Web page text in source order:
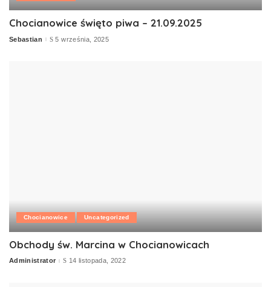
Chocianowice święto piwa – 21.09.2025
Posted
Sebastian 5 września, 2025
Chocianowice Uncategorized
Obchody św. Marcina w Chocianowicach
Posted
Administrator 14 listopada, 2022